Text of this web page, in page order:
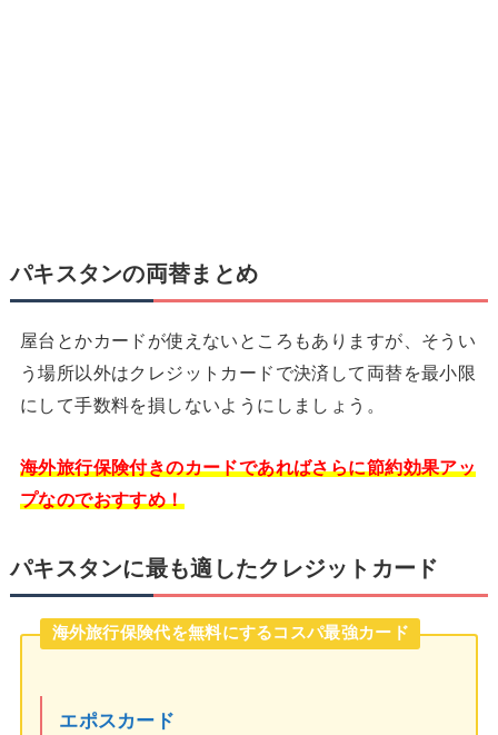
パキスタンの両替まとめ
屋台とかカードが使えないところもありますが、そうい
う場所以外はクレジットカードで決済して両替を最小限
にして手数料を損しないようにしましょう。
海外旅行保険付きのカードであればさらに節約効果アッ
プなのでおすすめ！
パキスタンに最も適したクレジットカード
海外旅行保険代を無料にするコスパ最強カード
エポスカード